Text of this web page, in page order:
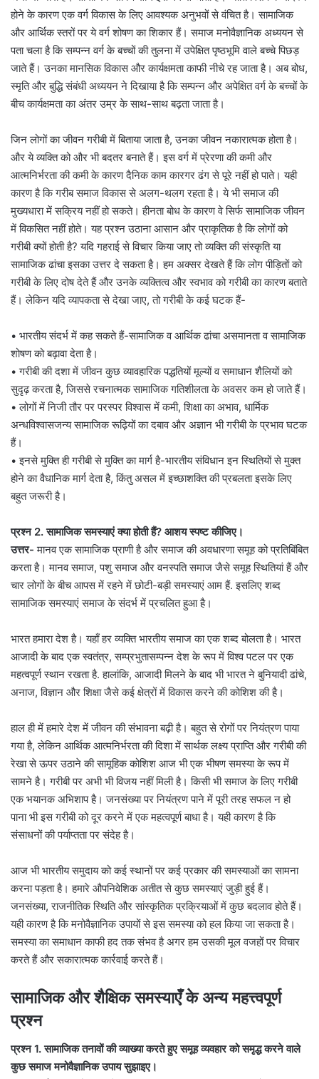
होने के कारण एक वर्ग विकास के लिए आवश्यक अनुभवों से वंचित है। सामाजिक
और आर्थिक स्तरों पर ये वर्ग शोषण का शिकार हैं। समाज मनोवैज्ञानिक अध्ययन से
पता चला है कि सम्पन्न वर्ग के बच्चों की तुलना में उपेक्षित पृष्ठभूमि वाले बच्चे पिछड़
जाते हैं। उनका मानसिक विकास और कार्यक्षमता काफी नीचे रह जाता है। अब बोध,
स्मृति और बुद्धि संबंधी अध्ययन ने दिखाया है कि सम्पन्न और अपेक्षित वर्ग के बच्चों के
बीच कार्यक्षमता का अंतर उम्र के साथ-साथ बढ़ता जाता है।
जिन लोगों का जीवन गरीबी में बिताया जाता है, उनका जीवन नकारात्मक होता है।
और ये व्यक्ति को और भी बदतर बनाते हैं। इस वर्ग में प्रेरणा की कमी और
आत्मनिर्भरता की कमी के कारण दैनिक काम कारगर ढंग से पूरे नहीं हो पाते। यही
कारण है कि गरीब समाज विकास से अलग-थलग रहता है। ये भी समाज की
मुख्यधारा में सक्रिय नहीं हो सकते। हीनता बोध के कारण वे सिर्फ सामाजिक जीवन
में विकसित नहीं होते। यह प्रश्न उठाना आसान और प्राकृतिक है कि लोगों को
गरीबी क्यों होती है? यदि गहराई से विचार किया जाए तो व्यक्ति की संस्कृति या
सामाजिक ढांचा इसका उत्तर दे सकता है। हम अक्सर देखते हैं कि लोग पीड़ितों को
गरीबी के लिए दोष देते हैं और उनके व्यक्तित्व और स्वभाव को गरीबी का कारण बताते
हैं। लेकिन यदि व्यापकता से देखा जाए, तो गरीबी के कई घटक हैं-
• भारतीय संदर्भ में कह सकते हैं-सामाजिक व आर्थिक ढांचा असमानता व सामाजिक
शोषण को बढ़ावा देता है।
• गरीबी की दशा में जीवन कुछ व्यावहारिक पद्धतियों मूल्यों व समाधान शैलियों को
सुदृढ़ करता है, जिससे रचनात्मक सामाजिक गतिशीलता के अवसर कम हो जाते हैं।
• लोगों में निजी तौर पर परस्पर विश्वास में कमी, शिक्षा का अभाव, धार्मिक
अन्धविश्वासजन्य सामाजिक रूढ़ियों का दबाव और अज्ञान भी गरीबी के प्रभाव घटक
हैं।
• इनसे मुक्ति ही गरीबी से मुक्ति का मार्ग है-भारतीय संविधान इन स्थितियों से मुक्त
होने का वैधानिक मार्ग देता है, किंतु असल में इच्छाशक्ति की प्रबलता इसके लिए
बहुत जरूरी है।
प्रश्न 2. सामाजिक समस्याएं क्या होती हैं? आशय स्पष्ट कीजिए।
उत्तर- मानव एक सामाजिक प्राणी है और समाज की अवधारणा समूह को प्रतिबिंबित
करता है। मानव समाज, पशु समाज और वनस्पति समाज जैसे समूह स्थितियां हैं और
चार लोगों के बीच आपस में रहने में छोटी-बड़ी समस्याएं आम हैं. इसलिए शब्द
सामाजिक समस्याएं समाज के संदर्भ में प्रचलित हुआ है।
भारत हमारा देश है। यहाँ हर व्यक्ति भारतीय समाज का एक शब्द बोलता है। भारत
आजादी के बाद एक स्वतंत्र, सम्प्रभुतासम्पन्न देश के रूप में विश्व पटल पर एक
महत्वपूर्ण स्थान रखता है. हालांकि, आजादी मिलने के बाद भी भारत ने बुनियादी ढांचे,
अनाज, विज्ञान और शिक्षा जैसे कई क्षेत्रों में विकास करने की कोशिश की है।
हाल ही में हमारे देश में जीवन की संभावना बढ़ी है। बहुत से रोगों पर नियंत्रण पाया
गया है, लेकिन आर्थिक आत्मनिर्भरता की दिशा में सार्थक लक्ष्य प्राप्ति और गरीबी की
रेखा से ऊपर उठाने की सामूहिक कोशिश आज भी एक भीषण समस्या के रूप में
सामने है। गरीबी पर अभी भी विजय नहीं मिली है। किसी भी समाज के लिए गरीबी
एक भयानक अभिशाप है। जनसंख्या पर नियंत्रण पाने में पूरी तरह सफल न हो
पाना भी इस गरीबी को दूर करने में एक महत्वपूर्ण बाधा है। यही कारण है कि
संसाधनों की पर्याप्तता पर संदेह है।
आज भी भारतीय समुदाय को कई स्थानों पर कई प्रकार की समस्याओं का सामना
करना पड़ता है। हमारे औपनिवेशिक अतीत से कुछ समस्याएं जुड़ी हुई हैं।
जनसंख्या, राजनीतिक स्थिति और सांस्कृतिक प्रक्रियाओं में कुछ बदलाव होते हैं।
यही कारण है कि मनोवैज्ञानिक उपायों से इस समस्या को हल किया जा सकता है।
समस्या का समाधान काफी हद तक संभव है अगर हम उसकी मूल वजहों पर विचार
करते हैं और सकारात्मक कार्रवाई करते हैं।
सामाजिक और शैक्षिक समस्याएँ के अन्य महत्त्वपूर्ण
प्रश्न
प्रश्न 1. सामाजिक तनावों की व्याख्या करते हुए समूह व्यवहार को समृद्ध करने वाले
कुछ समाज मनोवैज्ञानिक उपाय सुझाइए।